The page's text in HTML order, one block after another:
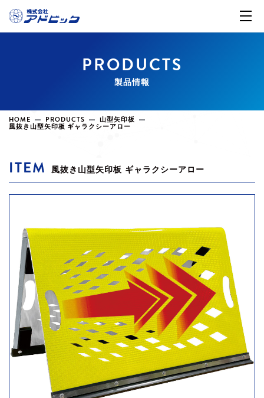
PRODUCTS
製品情報
HOME PRODUCTS 山型矢印板
風抜き山型矢印板 ギャラクシーアロー
ITEM 風抜き山型矢印板 ギャラクシーアロー